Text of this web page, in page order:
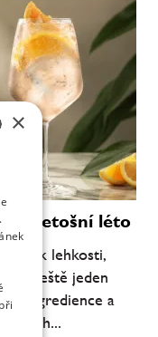
letošní léto
vrací k lehkosti,
ještě jeden
ingredience a
×